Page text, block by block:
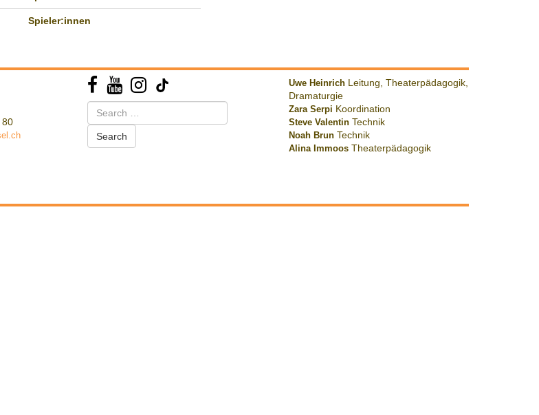
Spieler:innen
80
Search
for:
Uwe Heinrich Leitung, Theaterpädagogik,
Dramaturgie
Zara Serpi Koordination
Steve Valentin Technik
Noah Brun Technik
Alina Immoos Theaterpädagogik